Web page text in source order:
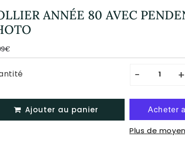
ANNÉE 80 AVEC
- +
Ajouter au panier
Plus de